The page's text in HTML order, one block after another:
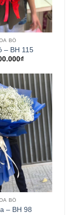
BÓ
– BH 115
₫
BÓ
– BH 98